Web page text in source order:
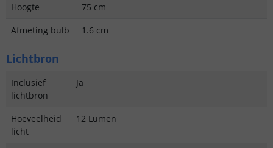
Hoogte
75 cm
Afmeting bulb
1.6 cm
Lichtbron
Inclusief
lichtbron
Ja
Hoeveelheid
licht
12 Lumen